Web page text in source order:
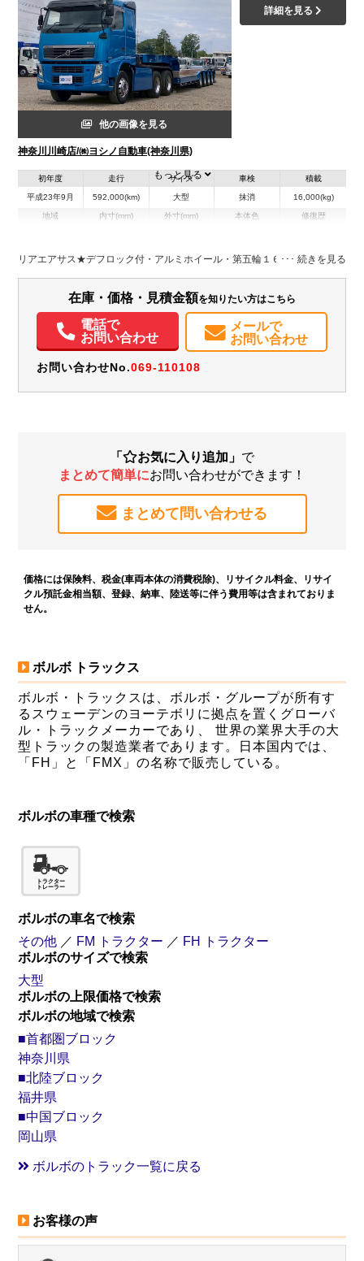
他の画像を見る
神奈川川崎店/㈱ヨシノ自動車(神奈川県)
詳細を見る
初年度
平成23年9月
走行
592,000(km)
サイズ
大型
車検
抹消
積載
16,000(kg)
地域 内寸(mm) 外寸(mm) 本体色 修復歴
パワステ パワーウィンドウ エアバッグ アルミホイール
バックモニター
もっと見る
リアエアサス★デフロック付・アルミホイール・第五輪１６ｔ
在庫・価格・見積金額を知りたい方はこちら
電話で
お問い合わせ
メールで
お問い合わせ
お問い合わせNo.069-110108
「 お気に入り追加」 で
まとめて簡単にお問い合わせができます！
まとめて問い合わせる
価格には保険料、税金(車両本体の消費税除)、リサイクル料金、リサイ
クル預託金相当額、登録、納車、陸送等に伴う費用等は含まれておりま
せん。
ボルボ トラックス
ボルボ・トラックスは、ボルボ・グループが所有す
るスウェーデンのヨーテボリに拠点を置くグローバ
ル・トラックメーカーであり、 世界の業界大手の大
型トラックの製造業者であります。日本国内では、
「FH」と「FMX」の名称で販売している。
ボルボの車種で検索
ボルボの車名で検索
その他 ／ FM トラクター ／ FH トラクター
ボルボのサイズで検索
大型
ボルボの上限価格で検索
ボルボの地域で検索
■首都圏ブロック
神奈川県
■北陸ブロック
福井県
■中国ブロック
岡山県
ボルボのトラック一覧に戻る
お客様の声